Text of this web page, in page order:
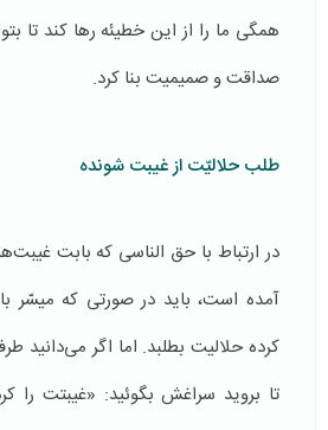
همگی ما را از این خطیئه رها کند تا
صداقت و صمیمیت بنا کرد.
طلب حلالیّت از غیبت شونده
در ارتباط با حق الناسی که بابت
آمده است، باید در صورتی که میسّر
کرده حلالیت بطلبد. اما اگر
تا بروید سراغش بگوئید: «غیبتت را